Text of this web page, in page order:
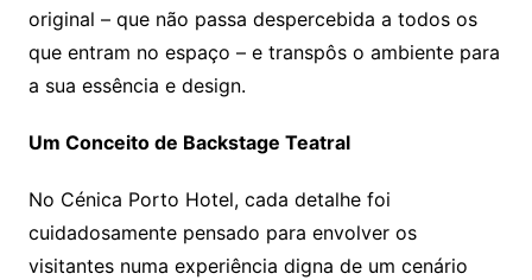
original – que não passa despercebida a todos os
que entram no espaço – e transpôs o ambiente para
a sua essência e design.
Um Conceito de Backstage Teatral
No Cénica Porto Hotel, cada detalhe foi
cuidadosamente pensado para envolver os
visitantes numa experiência digna de um cenário